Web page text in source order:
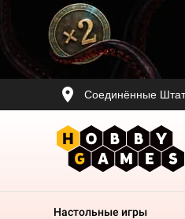
Соединённые
Настольные игры